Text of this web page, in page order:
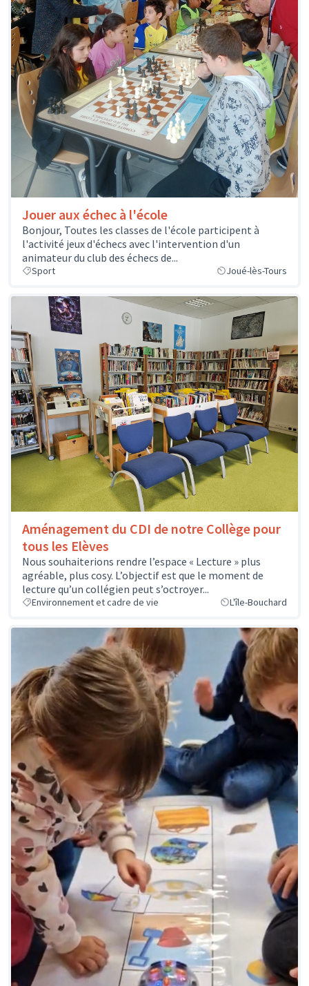
Jouer aux échec à l'école
Bonjour, Toutes les classes de l'école participent à
l'activité jeux d'échecs avec l'intervention d'un
animateur du club des échecs de...
Sport Joué-lès-Tours
Aménagement du CDI de notre Collège pour
tous les Elèves
Nous souhaiterions rendre l’espace « Lecture » plus
agréable, plus cosy. L’objectif est que le moment de
lecture qu’un collégien peut s’octroyer...
Environnement et cadre de vie L'île-Bouchard